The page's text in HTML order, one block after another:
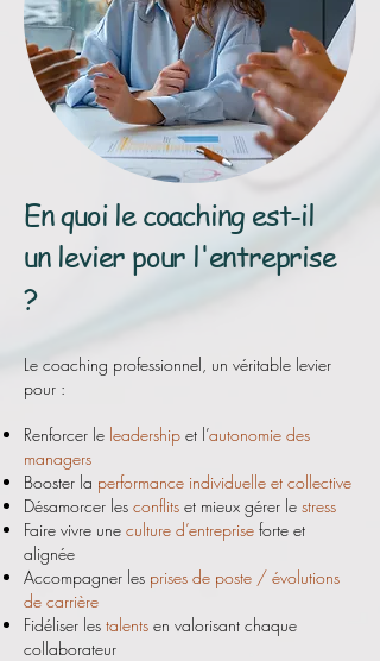
En quoi le coaching est-il
un levier pour l'entreprise
?
Le coaching professionnel, un véritable levier
pour :
Renforcer le leadership et l’autonomie des
managers
Booster la performance individuelle et collective
Désamorcer les conflits et mieux gérer le stress
Faire vivre une culture d’entreprise forte et
alignée
Accompagner les prises de poste / évolutions
de carrière
Fidéliser les talents en valorisant chaque
collaborateur